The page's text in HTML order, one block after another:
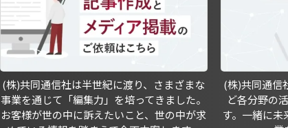
(株)共同通信社は半世紀に渡り、さまざまな
事業を通じて「編集力」を培ってきました。
お客様が世の中に訴えたいこと、世の中が求
(株)共同通信
ど各分野の
す。一緒に